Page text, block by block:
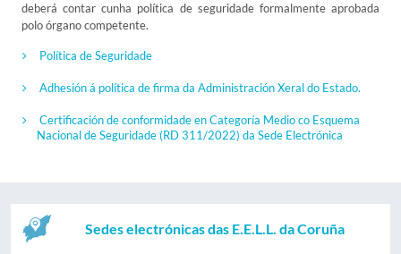
deberá contar cunha política de seguridade formalmente aprobada
polo órgano competente.
Política de Seguridade
Adhesión á política de firma da Administración Xeral do Estado.
Certificación de conformidade en Categoría Medio co Esquema
Nacional de Seguridade (RD 311/2022) da Sede Electrónica
Sedes electrónicas das E.E.L.L. da Coruña